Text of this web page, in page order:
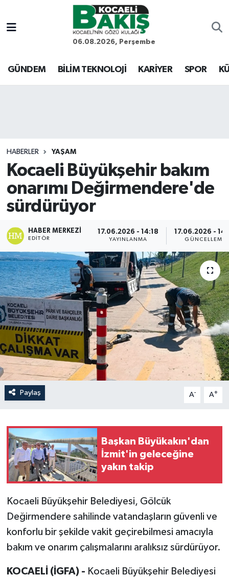
06.08.2026, Perşembe
GÜNDEM BİLİM TEKNOLOJİ KARİYER SPOR
HABERLER YAŞAM
Kocaeli Büyükşehir bakım
onarımı Değirmendere'de
sürdürüyor
HABER MERKEZI
EDITÖR
17.06.2026 - 14:18
YAYINLANMA
17.06.2026 -
GÜNCELLEME
Paylaş A- A+
Başkan Büyükakın'dan
İzmit'in geleceğine
yakın takip
Kocaeli Büyükşehir Belediyesi, Gölcük
Değirmendere sahilinde vatandaşların güvenli ve
konforlu bir şekilde vakit geçirebilmesi amacıyla
bakım ve onarım çalışmalarını aralıksız sürdürüyor.
KOCAELİ (İGFA) - Kocaeli Büyükşehir Belediyesi
Kocaeli Nöbetçi Eczaneler
Kocaeli Hava Durumu
Son Dakika Haberleri
Haber Arşivi